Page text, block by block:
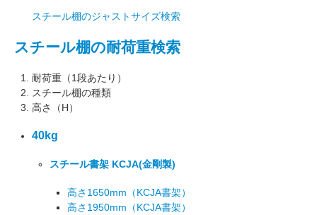
スチール棚のジャストサイズ検索
スチール棚の耐荷重検索
耐荷重（1段あたり）
スチール棚の種類
高さ（H）
40kg
スチール書架 KCJA(金剛製)
高さ1650mm （KCJA書架）
高さ1950mm （KCJA書架）